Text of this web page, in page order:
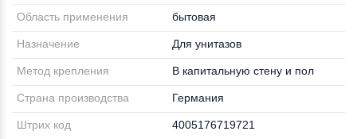
Область применения бытовая
Назначение Для унитазов
Метод крепления В капитальную стену и пол
Страна производства Германия
Штрих код 4005176719721